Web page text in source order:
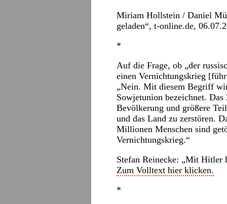
Miriam Hollstein / Daniel
geladen“, t-online.de,
*
Auf die Frage, ob „der
einen Vernichtungskrieg
„Nein. Mit diesem Begriff
Sowjetunion bezeichnet.
Bevölkerung und größere
und das Land zu zerstören.
Millionen Menschen sind
Vernichtungskrieg.“
Stefan Reinecke: „Mit Hitler
Zum Volltext hier klicken.
*